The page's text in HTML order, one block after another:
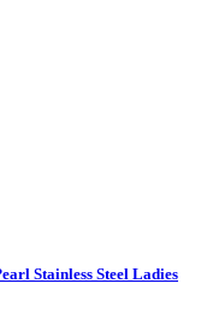
Stainless Steel Ladies